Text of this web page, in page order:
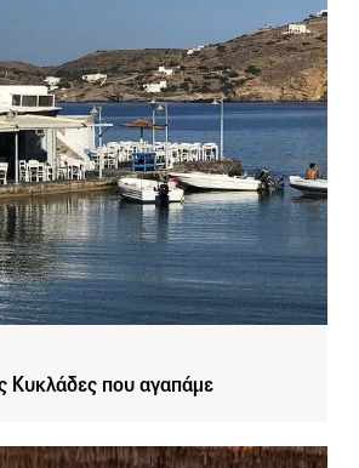
Κυκλάδες που αγαπάμε